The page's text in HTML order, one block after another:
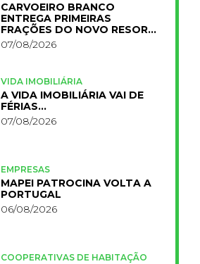
CARVOEIRO BRANCO
ENTREGA PRIMEIRAS
FRAÇÕES DO NOVO RESORT
PRIMELIFE
07/08/2026
VIDA IMOBILIÁRIA
A VIDA IMOBILIÁRIA VAI DE
FÉRIAS…
07/08/2026
EMPRESAS
MAPEI PATROCINA VOLTA A
PORTUGAL
06/08/2026
COOPERATIVAS DE HABITAÇÃO